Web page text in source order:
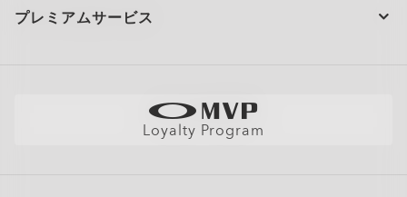
ショッピングサポート
AI グラスの製品保証について
お問い合わせ
プレミアムサービス
店舗の視力測定を予約するLoyalty Program